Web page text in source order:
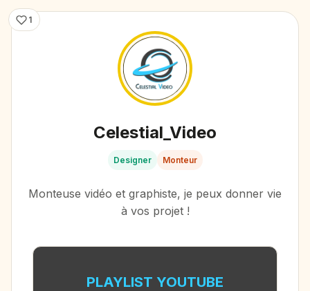
1
Celestial_Video
Designer Monteur
Monteuse vidéo et graphiste, je peux donner vie
à vos projet !
PLAYLIST YOUTUBE